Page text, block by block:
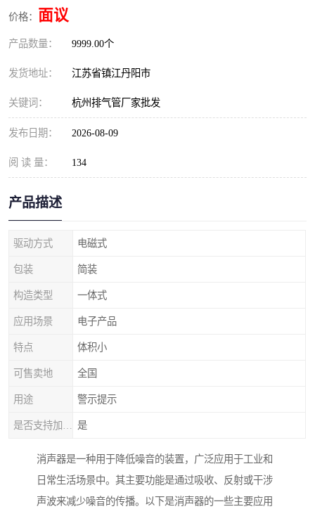
价格： 面议
产品数量： 9999.00个
发货地址： 江苏省镇江丹阳市
关键词： 杭州排气管厂家批发
发布日期： 2026-08-09
阅 读 量： 134
产品描述
驱动方式 电磁式
包装 简装
构造类型 一体式
应用场景 电子产品
特点 体积小
可售卖地 全国
用途 警示提示
是
消声器是一种用于降低噪音的装置，广泛应用于工业和
日常生活场景中。其主要功能是通过吸收、反射或干涉
声波来减少噪音的传播。以下是消声器的一些主要应用